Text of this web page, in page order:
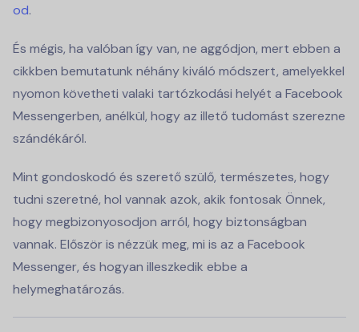
od.
És mégis, ha valóban így van, ne aggódjon, mert ebben a
cikkben bemutatunk néhány kiváló módszert, amelyekkel
nyomon követheti valaki tartózkodási helyét a Facebook
Messengerben, anélkül, hogy az illető tudomást szerezne
szándékáról.
Mint gondoskodó és szerető szülő, természetes, hogy
tudni szeretné, hol vannak azok, akik fontosak Önnek,
hogy megbizonyosodjon arról, hogy biztonságban
vannak. Először is nézzük meg, mi is az a Facebook
Messenger, és hogyan illeszkedik ebbe a
helymeghatározás.